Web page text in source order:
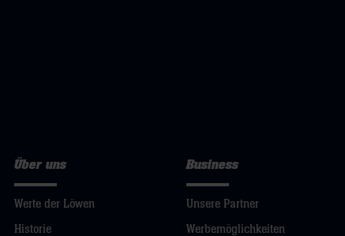
Über uns
Werte der Löwen
Historie
Business
Unsere Partner
Werbemöglichkeiten